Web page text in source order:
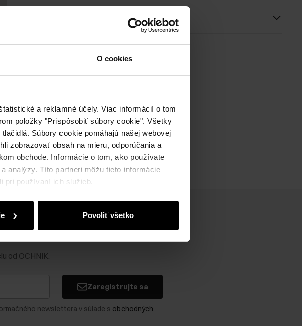
O cookies
a reklamné účely. Viac informácií o tom
položky "Prispôsobiť súbory cookie". Všetky
Súbory cookie pomáhajú našej webovej
zobrazovať obsah na mieru, odporúčania a
obchode. Informácie o tom, ako používate
analýzy. Títo partneri môžu tieto informácie
používaní ich služieb.
Povoliť všetko
od OCHNIK.
Zaregistrujte sa
newslettera v súlade s obchodných